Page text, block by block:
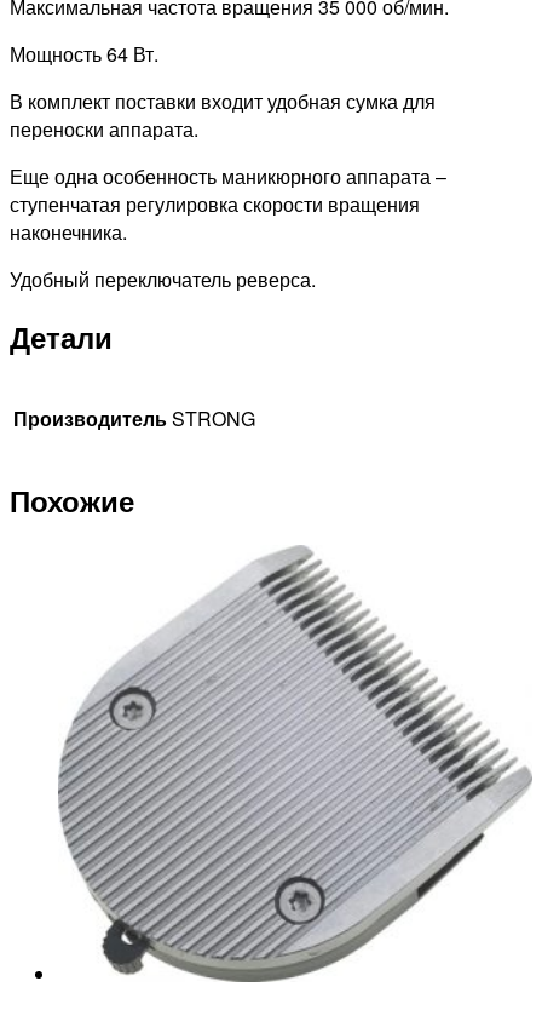
Максимальная частота вращения 35 000 об/мин.
Мощность 64 Вт.
В комплект поставки входит удобная сумка для
переноски аппарата.
Еще одна особенность маникюрного аппарата –
ступенчатая регулировка скорости вращения
наконечника.
Удобный переключатель реверса.
Детали
ПроизводительSTRONG
Похожие